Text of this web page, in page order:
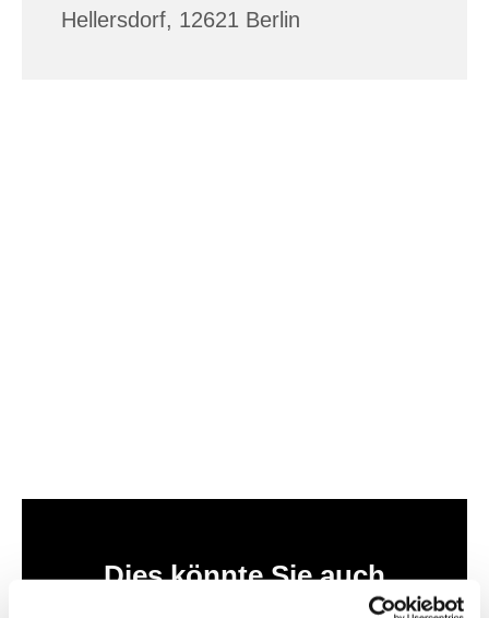
Hellersdorf, 12621 Berlin
Dies könnte Sie auch